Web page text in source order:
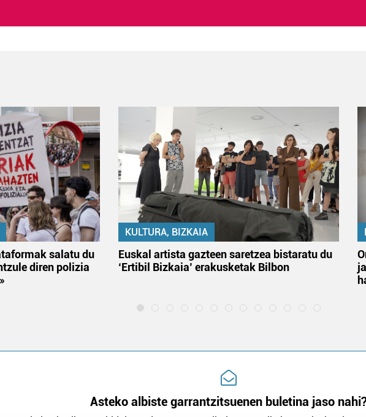
salatu du
diren polizia
KULTURA, BIZKAIA
Euskal artista gazteen saretzea bistaratu du
‘Ertibil Bizkaia’ erakusketak Bilbon
Asteko albiste garrantzitsuenen buletina jaso